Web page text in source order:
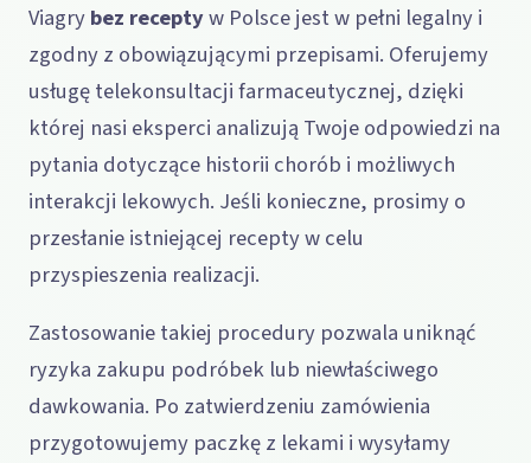
Viagrybez receptyw Polsce jest w pełni legalny i
zgodny z obowiązującymi przepisami. Oferujemy
usługę telekonsultacji farmaceutycznej, dzięki
której nasi eksperci analizują Twoje odpowiedzi na
pytania dotyczące historii chorób i możliwych
interakcji lekowych. Jeśli konieczne, prosimy o
przesłanie istniejącej recepty w celu
przyspieszenia realizacji.
Zastosowanie takiej procedury pozwala uniknąć
ryzyka zakupu podróbek lub niewłaściwego
dawkowania. Po zatwierdzeniu zamówienia
przygotowujemy paczkę z lekami i wysyłamy